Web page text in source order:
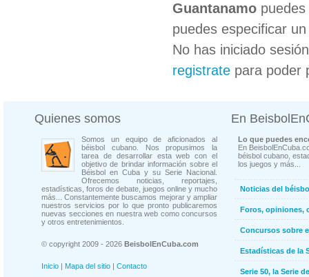
Guantanamo
puedes especificar
No has iniciado
registrate para poder
Quienes somos
Somos un equipo de aficionados al
béisbol cubano. Nos propusimos la
tarea de desarrollar esta web con el
objetivo de brindar información sobre el
Béisbol en Cuba y su Serie Nacional.
Ofrecemos noticias, reportajes,
estadísticas, foros de debate, juegos online y mucho
más... Constantemente buscamos mejorar y ampliar
nuestros servicios por lo que pronto publicaremos
nuevas secciones en nuestra web como concursos
y otros entretenimientos.
© copyright 2009 - 2026 BeisbolEnCuba.com
Inicio | Mapa del sitio | Contacto
En
Lo que puedes
En
béisbol cubano,
los juegos y más...
Noticias del
Foros, opiniones,
Concursos sobre
Estadísticas de la
Serie 50, la Serie